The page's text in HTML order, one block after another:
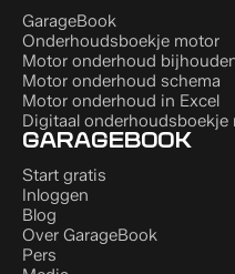
GarageBook
Onderhoudsboekje motor
Motor onderhoud
Motor onderhoud schema
Motor onderhoud in Excel
Digitaal onderhoudsboekje
GARAGEBOOK
Start gratis
Inloggen
Blog
Over GarageBook
Pers